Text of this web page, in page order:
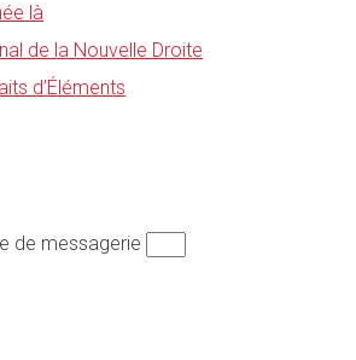
là
de la Nouvelle Droite
d’Éléments
de messagerie